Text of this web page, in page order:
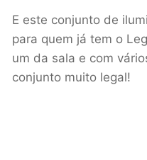
E este conjunto de
para quem já tem o
um da sala e com
conjunto muito legal!